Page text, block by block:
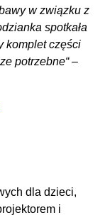
w związku z
spotkała
komplet części
potrzebne“–
dla dzieci,
i